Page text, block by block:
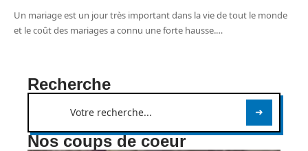
Un mariage est un jour très important dans la vie de tout le monde
et le coût des mariages a connu une forte hausse.…
Recherche
Nos coups de coeur